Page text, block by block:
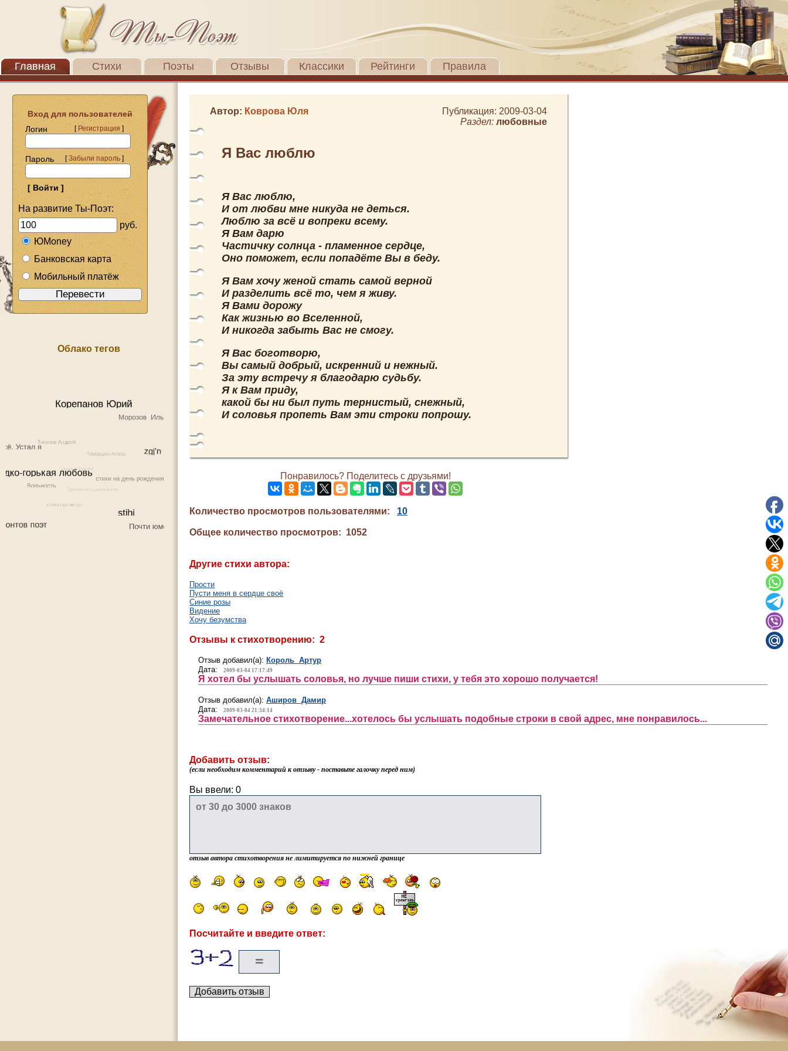
Главная Стихи Поэты Отзывы Классики Рейтинги Правила
Вход для пользователей
Логин
[Регистрация]
Пароль [Забыли пароль]
На развитие Ты-Поэт:
руб.
ЮMoney
Банковская карта
Мобильный платёж
Облако тегов
Автор: Коврова Юля
Публикация: 2009-03-04
Раздел: любовные
Я Вас люблю
Я Вас люблю,
И от любви мне никуда не деться.
Люблю за всё и вопреки всему.
Я Вам дарю
Частичку солнца - пламенное сердце,
Оно поможет, если попадёте Вы в беду.
Я Вам хочу женой стать самой верной
И разделить всё то, чем я живу.
Я Вами дорожу
Как жизнью во Вселенной,
И никогда забыть Вас не смогу.
Я Вас боготворю,
Вы самый добрый, искренний и нежный.
За эту встречу я благодарю судьбу.
Я к Вам приду,
какой бы ни был путь тернистый, снежный,
И соловья пропеть Вам эти строки попрошу.
Понравилось? Поделитесь с друзьями!
Количество просмотров пользователями: 10
Общее количество просмотров: 1052
Другие стихи автора:
Прости
Пусти меня в сердце своё
Синие розы
Видение
Хочу безумства
Отзывы к стихотворению: 2
Отзыв добавил(а): Король Артур
Дата:
2009-03-04 17:17:49
Я хотел бы услышать соловья, но лучше пиши стихи, у тебя это хорошо получается!
Отзыв добавил(а): Аширов Дамир
Дата:
2009-03-04 21:34:14
Замечательное стихотворение...хотелось бы услышать подобные строки в свой адрес, мне понравилось...
Добавить отзыв:
(если необходим комментарий к отзыву - поставьте галочку перед ним)
Вы ввели: 0
отзыв автора стихотворения не лимитируется по нижней границе
Посчитайте и введите ответ: